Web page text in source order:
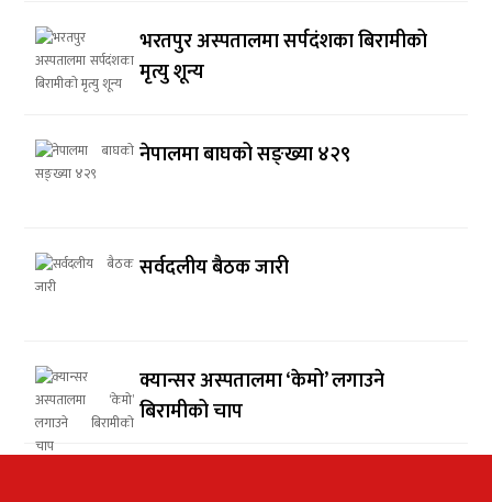
भरतपुर अस्पतालमा सर्पदंशका बिरामीको
मृत्यु शून्य
नेपालमा बाघको सङ्ख्या ४२९
सर्वदलीय बैठक जारी
क्यान्सर अस्पतालमा ‘केमो’ लगाउने
बिरामीको चाप